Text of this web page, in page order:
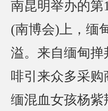
南昆明举办的
(南博会)上，缅
溢。来自缅甸
啡引来众多采
缅混血女孩杨